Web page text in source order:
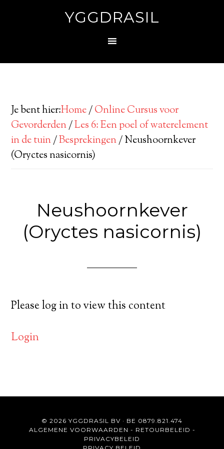
YGGDRASIL
Je bent hier:Home/Online Cursus voor
Gevorderden/Les 6: Een poel of waterelement
in de tuin/Besprekingen/Neushoornkever
(Oryctes nasicornis)
Neushoornkever
(Oryctes nasicornis)
Please log in to view this content
Login
© 2026 YGGDRASIL BV · BE 0879.821.474
ALGEMENE VOORWAARDEN - RETOURBELEID -
PRIVACYBELEID